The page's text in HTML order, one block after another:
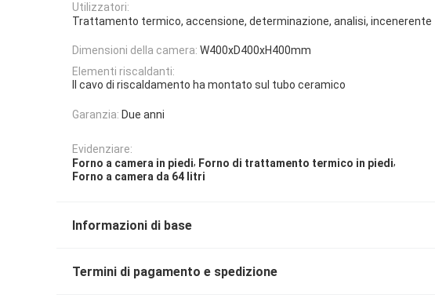
Utilizzatori:
Trattamento termico, accensione, determinazione, analisi, incenerente
Dimensioni della camera: W400xD400xH400mm
Elementi riscaldanti:
Il cavo di riscaldamento ha montato sul tubo ceramico
Garanzia: Due anni
Evidenziare:
Forno a camera in piedi, Forno di trattamento termico in piedi,
Forno a camera da 64 litri
Informazioni di base
Termini di pagamento e spedizione